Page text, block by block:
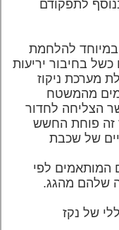
לתפקודם
במיוחד להלחמת
כשל בחיבור יריעות
מערכת ניקוז
מהמשטח
הצליחה לחדור
זה פוחת החשש
של שכבת
המותאמים לפי
שלהם מהגג.
של נקז